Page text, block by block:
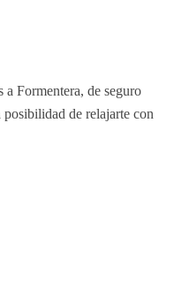
a Formentera, de seguro
de relajarte con